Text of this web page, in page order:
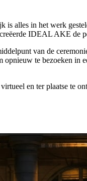
alles in het werk
IDEAL AKE de
van de
te bezoeken
en ter plaatse te